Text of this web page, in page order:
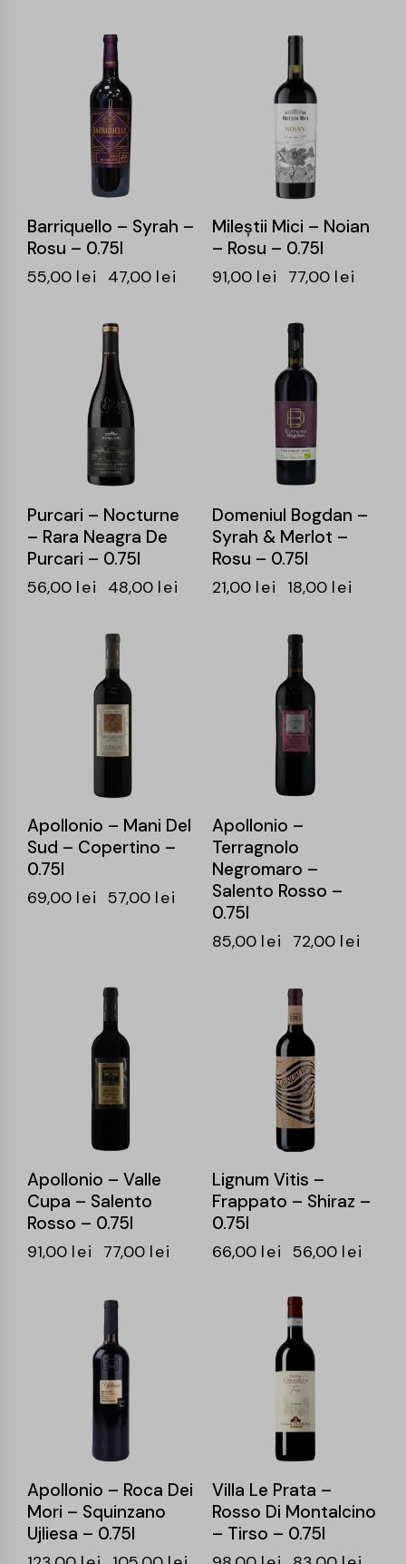
Barriquello – Syrah –
Rosu – 0.75l
55,00 lei 47,00 lei
Mileştii Mici – Noian
– Rosu – 0.75l
91,00 lei 77,00 lei
Purcari – Nocturne
– Rara Neagra De
Purcari – 0.75l
56,00 lei 48,00 lei
Domeniul Bogdan –
Syrah & Merlot –
Rosu – 0.75l
21,00 lei 18,00 lei
Apollonio – Mani Del
Sud – Copertino –
0.75l
69,00 lei 57,00 lei
Apollonio –
Terragnolo
Negromaro –
Salento Rosso –
0.75l
85,00 lei 72,00 lei
Apollonio – Valle
Cupa – Salento
Rosso – 0.75l
91,00 lei 77,00 lei
Lignum Vitis –
Frappato – Shiraz –
0.75l
66,00 lei 56,00 lei
Apollonio – Roca Dei
Mori – Squinzano
Ujliesa – 0.75l
Villa Le Prata –
Rosso Di Montalcino
– Tirso – 0.75l